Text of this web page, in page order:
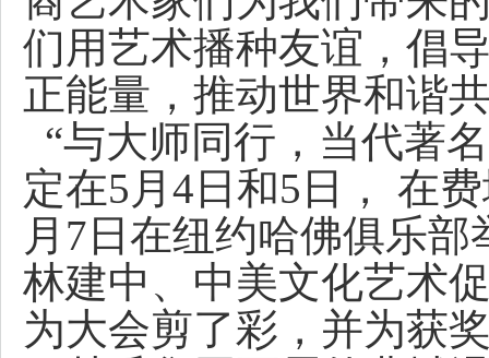
们用艺术播种友谊，倡
正能量，推动世界和
“与大师同行，当代著
定在5月4日和5日， 在
月7日在纽约哈佛俱乐部
林建中、中美文化艺术
为大会剪了彩，并为获